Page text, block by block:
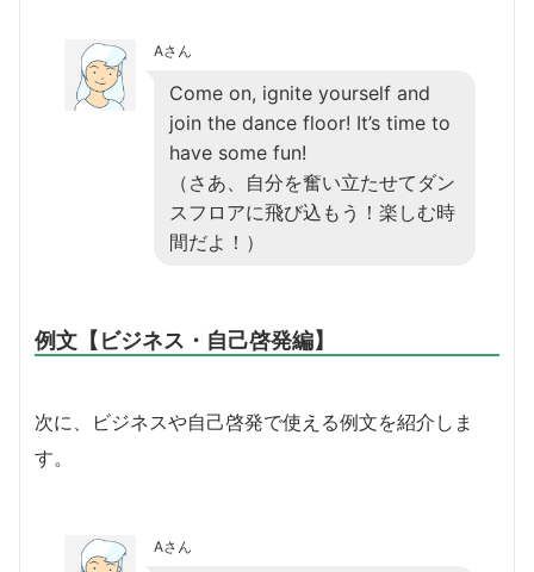
Aさん
Come on, ignite yourself and
join the dance floor! It’s time to
have some fun!
（さあ、自分を奮い立たせてダン
スフロアに飛び込もう！楽しむ時
間だよ！）
例文【ビジネス・自己啓発編】
次に、ビジネスや自己啓発で使える例文を紹介しま
す。
Aさん